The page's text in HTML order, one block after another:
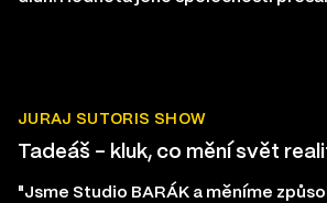
JURAJ SUTORIS SHOW
Tadeáš – kluk, co mění svět
"Jsme Studio BARÁK a měníme